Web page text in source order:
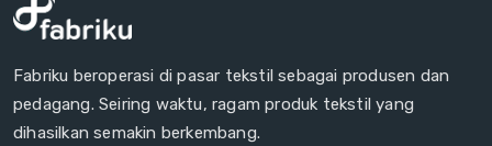
Fabriku beroperasi di pasar tekstil sebagai produsen dan
pedagang. Seiring waktu, ragam produk tekstil yang
dihasilkan semakin berkembang.